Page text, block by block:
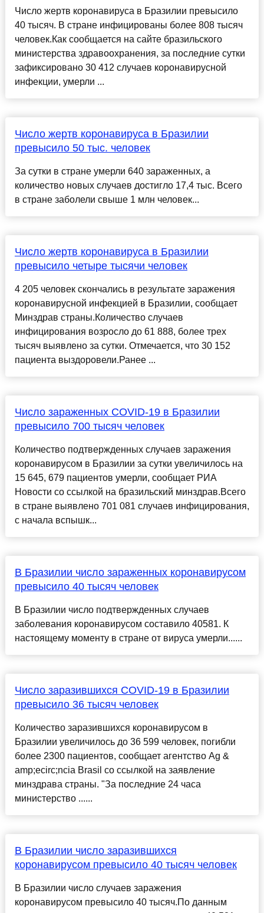
Число жертв коронавируса в Бразилии превысило
40 тысяч. В стране инфицированы более 808 тысяч
человек.Как сообщается на сайте бразильского
министерства здравоохранения, за последние сутки
зафиксировано 30 412 случаев коронавирусной
инфекции, умерли ...
Число жертв коронавируса в Бразилии
превысило 50 тыс. человек
За сутки в стране умерли 640 зараженных, а
количество новых случаев достигло 17,4 тыс. Всего
в стране заболели свыше 1 млн человек...
Число жертв коронавируса в Бразилии
превысило четыре тысячи человек
4 205 человек скончались в результате заражения
коронавирусной инфекцией в Бразилии, сообщает
Минздрав страны.Количество случаев
инфицирования возросло до 61 888, более трех
тысяч выявлено за сутки. Отмечается, что 30 152
пациента выздоровели.Ранее ...
Число зараженных COVID-19 в Бразилии
превысило 700 тысяч человек
Количество подтвержденных случаев заражения
коронавирусом в Бразилии за сутки увеличилось на
15 645, 679 пациентов умерли, сообщает РИА
Новости со ссылкой на бразильский минздрав.Всего
в стране выявлено 701 081 случаев инфицирования,
с начала вспышк...
В Бразилии число зараженных коронавирусом
превысило 40 тысяч человек
В Бразилии число подтвержденных случаев
заболевания коронавирусом составило 40581. К
настоящему моменту в стране от вируса умерли......
Число заразившихся COVID-19 в Бразилии
превысило 36 тысяч человек
Количество заразившихся коронавирусом в
Бразилии увеличилось до 36 599 человек, погибли
более 2300 пациентов, сообщает агентство Ag &
amp;ecirc;ncia Brasil со ссылкой на заявление
минздрава страны. "За последние 24 часа
министерство ......
В Бразилии число заразившихся
коронавирусом превысило 40 тысяч человек
В Бразилии число случаев заражения
коронавирусом превысило 40 тысяч.По данным